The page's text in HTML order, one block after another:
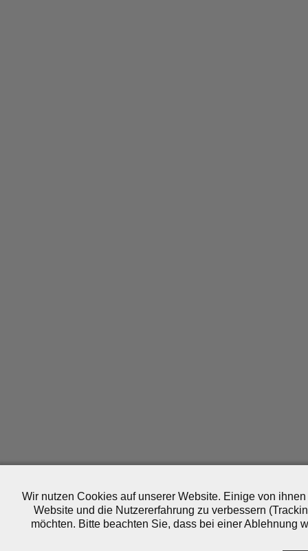
Wir nutzen Cookies auf unserer Website. Einige von
Website und die Nutzererfahrung zu verbessern
möchten. Bitte beachten Sie, dass bei einer Ablehnung